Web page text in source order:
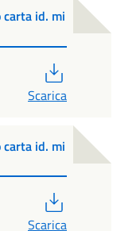
id. mi
Scarica
id. mi
Scarica